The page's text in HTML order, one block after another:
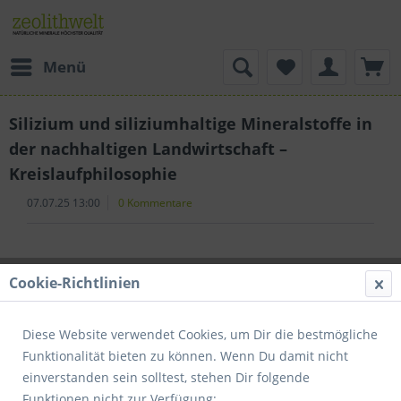
Menü
Silizium und siliziumhaltige Mineralstoffe in
der nachhaltigen Landwirtschaft –
Kreislaufphilosophie
07.07.25 13:00 0 Kommentare
Silizium und siliziumhaltige
Mineralstoffe in der
nachhaltigen Landwirtschaft –
Kreislaufphilosophie
Cookie-Richtlinien
Diese Website verwendet Cookies, um Dir die bestmögliche
Funktionalität bieten zu können. Wenn Du damit nicht
einverstanden sein solltest, stehen Dir folgende